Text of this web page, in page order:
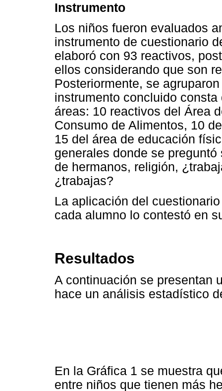
Instrumento
Los niños fueron evaluados
instrumento de cuestionario
elaboró con 93 reactivos,
ellos considerando que son
Posteriormente, se
instrumento concluido
áreas: 10 reactivos del Área
Consumo de Alimentos, 10
15 del área de educación
generales donde se
de hermanos, religión,
¿trabajas?
La aplicación del
cada alumno lo contestó en
Resultados
A continuación se presentan
hace un análisis estadístico
En la Gráfica 1 se muestra
entre niños que tienen más